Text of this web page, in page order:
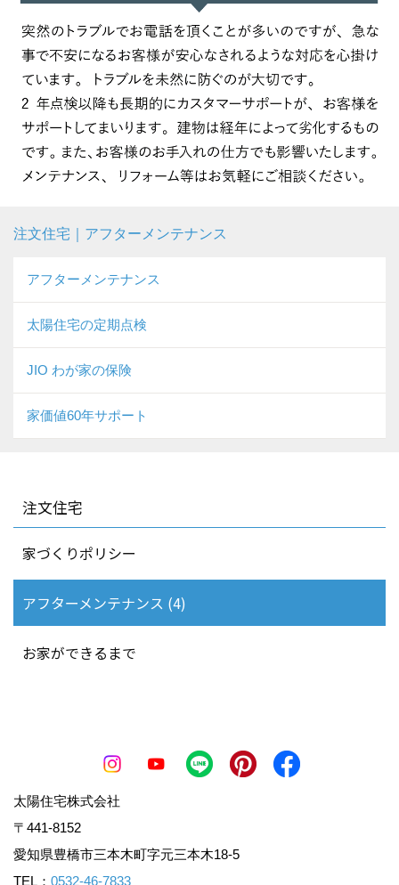
注文住宅｜アフターメンテナンス
アフターメンテナンス
太陽住宅の定期点検
JIO わが家の保険
家価値60年サポート
注文住宅
家づくりポリシー
アフターメンテナンス (4)
お家ができるまで
太陽住宅株式会社
〒441-8152
愛知県豊橋市三本木町字元三本木18-5
TEL： 0532-46-7833